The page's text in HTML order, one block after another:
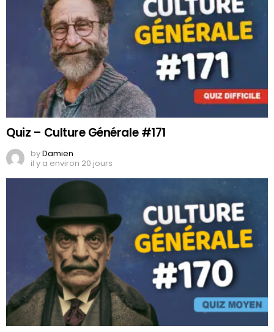
Quiz – Culture Générale #171
byDamien
il y a environ 20 jours